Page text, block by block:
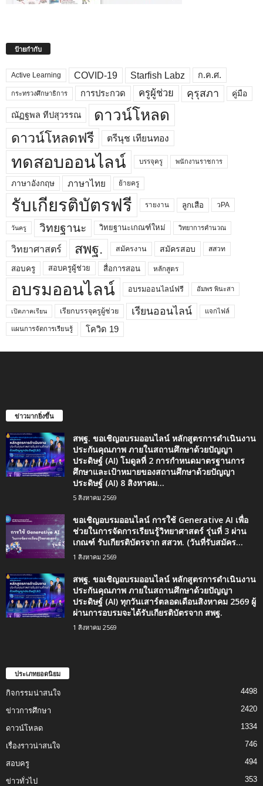
ป้ายกำกับ
Active Learning COVID-19 Starfish Labz ก.ค.ศ.
กระทรวงศึกษาธิการ การประกวด ครูผู้ช่วย คุรุสภา คู่มือ
ณัฏฐพล ทีปสุวรรณ ดาวน์โหลด
ดาวน์โหลดฟรี ตรีนุช เทียนทอง
ทดสอบออนไลน์ บรรจุครู พนักงานราชการ
ภาษาอังกฤษ ภาษาไทย ย้ายครู
รับเกียรติบัตรฟรี รายงาน ลูกเสือ วPA
วันครู วิทยฐานะ วิทยฐานะเกณฑ์ใหม่ วิทยาการคำนวณ
วิทยาศาสตร์ สพฐ. สมัครงาน สมัครสอบ สสวท
สอบครู สอบครูผู้ช่วย สื่อการสอน หลักสูตร
อบรมออนไลน์ อบรมออนไลน์ฟรี อัมพร พินะสา
เปิดภาคเรียน เรียกบรรจุครูผู้ช่วย เรียนออนไลน์ แจกไฟล์
แผนการจัดการเรียนรู้ โควิด 19
ข่าวมากยิ่งขึ้น
สพฐ. ขอเชิญอบรมออนไลน์ หลักสูตรการดำเนินงาน
ประกันคุณภาพ ภายในสถานศึกษาด้วยปัญญา
ประดิษฐ์ (AI) โมดูลที่ 2 การกำหนดมาตรฐานการ
ศึกษาและเป้าหมายของสถานศึกษาด้วยปัญญา
ประดิษฐ์ (AI) 8 สิงหาคม...
5 สิงหาคม 2569
ขอเชิญอบรมออนไลน์ การใช้ Generative AI เพื่อ
ช่วยในการจัดการเรียนรู้วิทยาศาสตร์ รุ่นที่ 3 ผ่าน
เกณฑ์ รับเกียรติบัตรจาก สสวท. (วันที่รับสมัคร...
1 สิงหาคม 2569
สพฐ. ขอเชิญอบรมออนไลน์ หลักสูตรการดำเนินงาน
ประกันคุณภาพ ภายในสถานศึกษาด้วยปัญญา
ประดิษฐ์ (AI) ทุกวันเสาร์ตลอดเดือนสิงหาคม 2569 ผู้
ผ่านการอบรมจะได้รับเกียรติบัตรจาก สพฐ.
1 สิงหาคม 2569
ประเภทยอดนิยม
กิจกรรมน่าสนใจ 4498
ข่าวการศึกษา 2420
ดาวน์โหลด 1334
เรื่องราวน่าสนใจ 746
สอบครู 494
ข่าวทั่วไป 353